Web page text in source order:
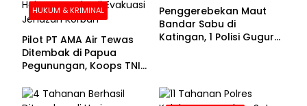
HUKUM & KRIMINAL
Pilot PT AMA Air Tewas
Ditembak di Papua
Pegunungan, Koops TNI
Evakuasi Jenazah
Penggerebekan Maut
Bandar Sabu di
Katingan, 1 Polisi Gugur